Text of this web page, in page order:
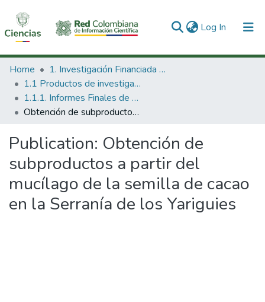
Log In (current)
Communities & Collections
All of DSpace
Statistics
Home
1. Investigación Financiada con Recursos Públicos
1.1 Productos de investigación
1.1.1. Informes Finales de Proyectos de Investigación
Obtención de subproductos a partir del mucílago de la semilla de cacao en la Serranía de los Yariguies
Publication: Obtención de
subproductos a partir del
mucílago de la semilla de cacao
en la Serranía de los Yariguies